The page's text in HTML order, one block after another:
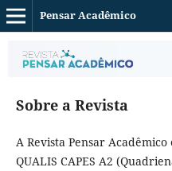
Pensar Acadêmico
Sobre a Revista
A Revista Pensar
QUALIS CAPES A2